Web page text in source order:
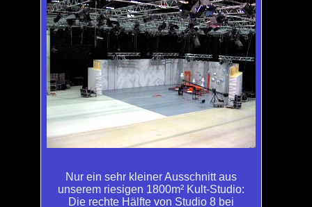
Nur ein sehr kleiner Ausschnitt aus
unserem riesigen 1800m² Kult-Studio:
Die rechte Hälfte von Studio 8 bei